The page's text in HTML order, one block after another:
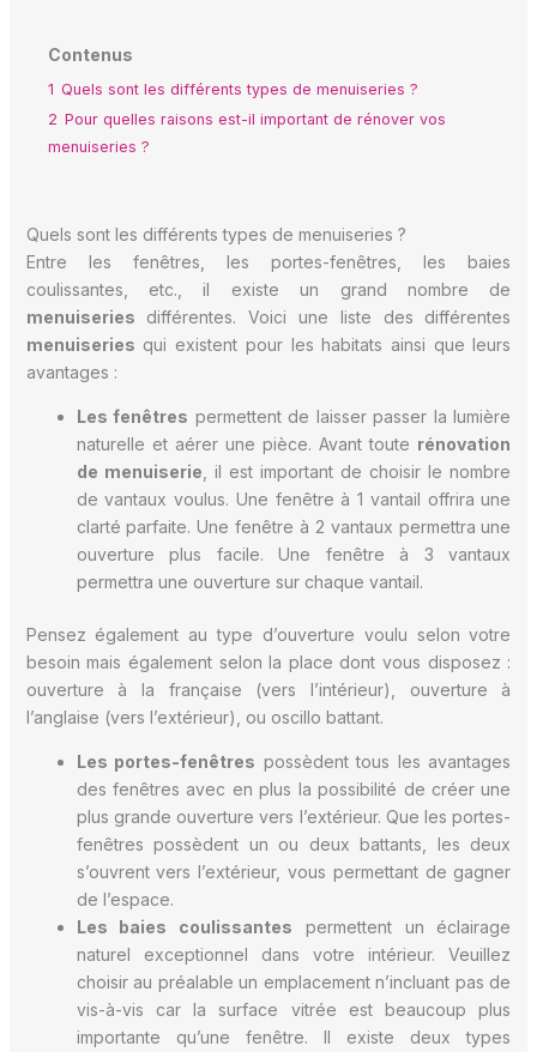
Contenus
1 Quels sont les différents types de menuiseries ?
2 Pour quelles raisons est-il important de rénover vos
menuiseries ?
Quels sont les différents types de menuiseries ?
Entre les fenêtres, les portes-fenêtres, les baies
coulissantes, etc., il existe un grand nombre de
menuiseries différentes. Voici une liste des différentes
menuiseries qui existent pour les habitats ainsi que leurs
avantages :
Les fenêtres permettent de laisser passer la lumière
naturelle et aérer une pièce. Avant toute rénovation
de menuiserie , il est important de choisir le nombre
de vantaux voulus. Une fenêtre à 1 vantail offrira une
clarté parfaite. Une fenêtre à 2 vantaux permettra une
ouverture plus facile. Une fenêtre à 3 vantaux
permettra une ouverture sur chaque vantail.
Pensez également au type d’ouverture voulu selon votre
besoin mais également selon la place dont vous disposez :
ouverture à la française (vers l’intérieur), ouverture à
l’anglaise (vers l’extérieur), ou oscillo battant.
Les portes-fenêtres possèdent tous les avantages
des fenêtres avec en plus la possibilité de créer une
plus grande ouverture vers l’extérieur. Que les portes-
fenêtres possèdent un ou deux battants, les deux
s’ouvrent vers l’extérieur, vous permettant de gagner
de l’espace.
Les baies coulissantes permettent un éclairage
naturel exceptionnel dans votre intérieur. Veuillez
choisir au préalable un emplacement n’incluant pas de
vis-à-vis car la surface vitrée est beaucoup plus
importante qu’une fenêtre. Il existe deux types